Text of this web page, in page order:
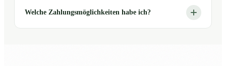
Welche Zahlungsmöglichkeiten habe ich?